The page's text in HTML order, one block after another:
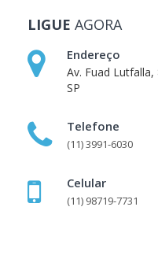
LIGUE AGORA
Endereço
Av. Fuad
SP
Telefone
(11) 3991-6030
Celular
(11) 98719-7731